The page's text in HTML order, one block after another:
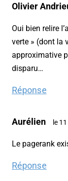
Olivier
Oui bien relire
verte » (dont la
approximative
disparu…
Réponse
Aurélien le
Le pagerank
Réponse